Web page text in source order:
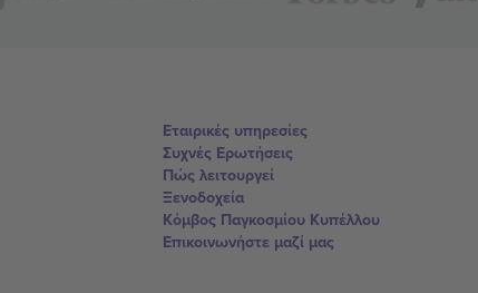
Εταιρικές υπηρεσίες
Συχνές Ερωτήσεις
Πώς λειτουργεί
Ξενοδοχεία
Κόμβος Παγκοσμίου Κυπέλλου
Επικοινωνήστε μαζί μας